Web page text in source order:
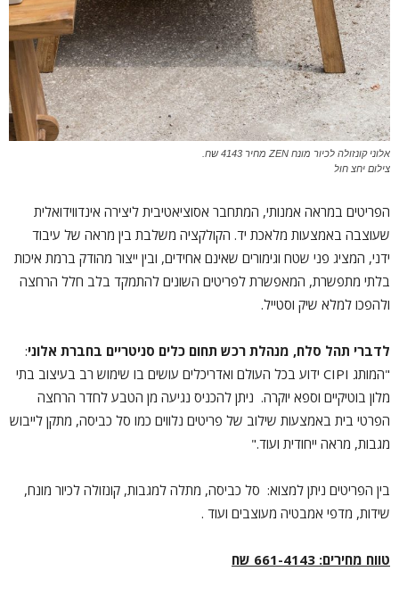
אלוני קונזולה לכיור מונח ZEN מחיר 4143 שח.
צילום יחצ חול
הפריטים במראה אמנותי, המתחבר אסוציאטיבית ליצירה אינדווידואלית
שעוצבה באמצעות מלאכת יד. הקולקציה משלבת בין מראה של עיבוד
ידני, המציג פני שטח וגימורים שאינם אחידים, ובין ייצור מהודק ברמת איכות
בלתי מתפשרת, המאפשרת לפריטים השונים להתמקד בלב חלל הרחצה
ולהפכו למלא שיק וסטייל.
לדברי תהל סלח, מנהלת רכש תחום כלים סניטריים בחברת אלוני:
"המותג CIPI ידוע בכל העולם ואדריכלים עושים בו שימוש רב בעיצוב בתי
מלון בוטיקיים וספא יוקרה. ניתן להכניס נגיעה מן הטבע לחדר הרחצה
הפרטי בית באמצעות שילוב של פריטים נלווים כמו סל כביסה, מתקן לייבוש
מגבות, מראה ייחודית ועוד."
בין הפריטים ניתן למצוא: סל כביסה, מתלה למגבות, קונזולה לכיור מונח,
שידות, מדפי אמבטיה מעוצבים ועוד .
טווח מחירים: 661-4143 שח